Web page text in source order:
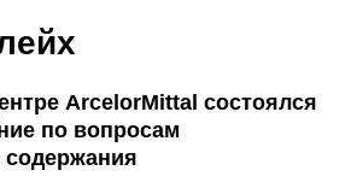
ArcelorMittal состоялся
по вопросам
содержания